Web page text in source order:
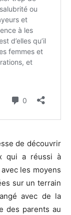
de découvrir
qui a réussi à
les moyens
sur un terrain
avec de la
des parents au